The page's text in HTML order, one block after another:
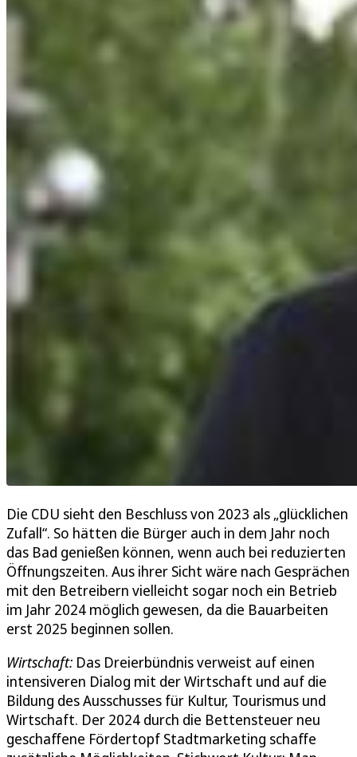
Die CDU sieht den Beschluss von 2023 als „glücklichen
Zufall“. So hätten die Bürger auch in dem Jahr noch
das Bad genießen können, wenn auch bei reduzierten
Öffnungszeiten. Aus ihrer Sicht wäre nach Gesprächen
mit den Betreibern vielleicht sogar noch ein Betrieb
im Jahr 2024 möglich gewesen, da die Bauarbeiten
erst 2025 beginnen sollen.
Wirtschaft: Das Dreierbündnis verweist auf einen
intensiveren Dialog mit der Wirtschaft und auf die
Bildung des Ausschusses für Kultur, Tourismus und
Wirtschaft. Der 2024 durch die Bettensteuer neu
geschaffene Fördertopf Stadtmarketing schaffe